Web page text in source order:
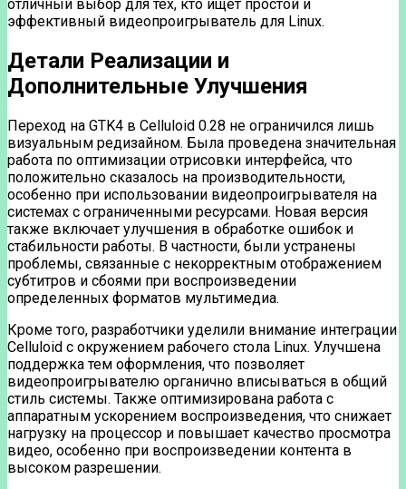
отличный выбор для тех, кто ищет простой и
эффективный видеопроигрыватель для Linux.
Детали Реализации и
Дополнительные Улучшения
Переход на GTK4 в Celluloid 0.28 не ограничился лишь
визуальным редизайном. Была проведена значительная
работа по оптимизации отрисовки интерфейса, что
положительно сказалось на производительности,
особенно при использовании видеопроигрывателя на
системах с ограниченными ресурсами. Новая версия
также включает улучшения в обработке ошибок и
стабильности работы. В частности, были устранены
проблемы, связанные с некорректным отображением
субтитров и сбоями при воспроизведении
определенных форматов мультимедиа.
Кроме того, разработчики уделили внимание интеграции
Celluloid с окружением рабочего стола Linux. Улучшена
поддержка тем оформления, что позволяет
видеопроигрывателю органично вписываться в общий
стиль системы. Также оптимизирована работа с
аппаратным ускорением воспроизведения, что снижает
нагрузку на процессор и повышает качество просмотра
видео, особенно при воспроизведении контента в
высоком разрешении.